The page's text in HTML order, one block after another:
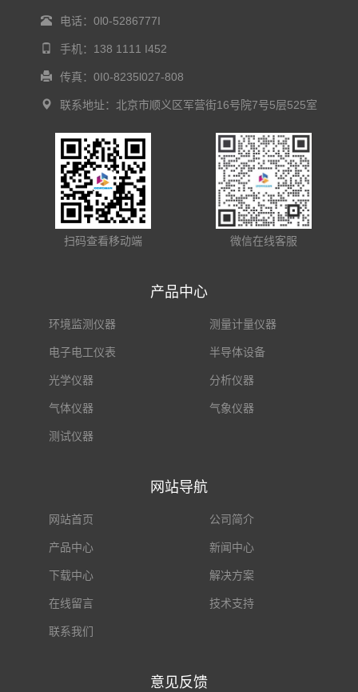
电话：0l0-5286777I
手机：138 1111 I452
传真：0I0-8235l027-808
联系地址：北京市顺义区军营街16号院7号5层525室
扫码查看移动端 微信在线客服
产品中心
环境监测仪器 测量计量仪器
电子电工仪表 半导体设备
光学仪器 分析仪器
气体仪器 气象仪器
测试仪器
网站导航
网站首页 公司简介
产品中心 新闻中心
下载中心 解决方案
在线留言 技术支持
联系我们
意见反馈